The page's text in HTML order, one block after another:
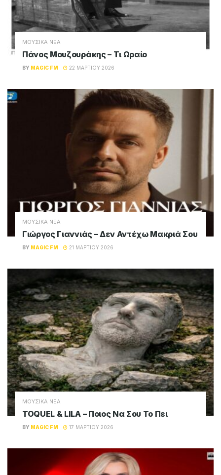
ΜΟΥΣΙΚΑ ΝΕΑ
Πάνος Μουζουράκης – Τι Ωραίο
BY MAGIC FM 22 ΜΑΡΤΊΟΥ 2026
ΜΟΥΣΙΚΑ ΝΕΑ
Γιώργος Γιαννιάς – Δεν Αντέχω Μακριά Σου
BY MAGIC FM 21 ΜΑΡΤΊΟΥ 2026
ΜΟΥΣΙΚΑ ΝΕΑ
TOQUEL & LILA – Ποιος Να Σου Το Πει
BY MAGIC FM 17 ΜΑΡΤΊΟΥ 2026